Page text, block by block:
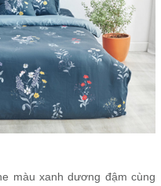
màu xanh dương đậm cùng